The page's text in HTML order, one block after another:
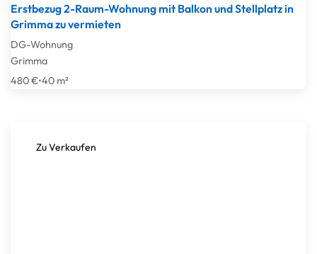
Erstbezug 2-Raum-Wohnung mit Balkon und Stellplatz in
Grimma zu vermieten
DG-Wohnung
Grimma
480 €•40 m²
Zu Verkaufen